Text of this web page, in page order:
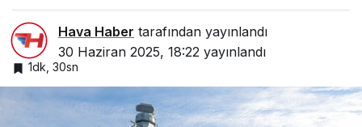
Hava Haber tarafından yayınlandı
30 Haziran 2025, 18:22 yayınlandı
1dk, 30sn